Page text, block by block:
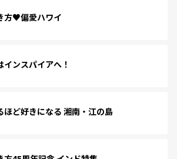
方♥偏愛ハワイ
インスパイアへ！
ほど好きになる 湘南・江の島